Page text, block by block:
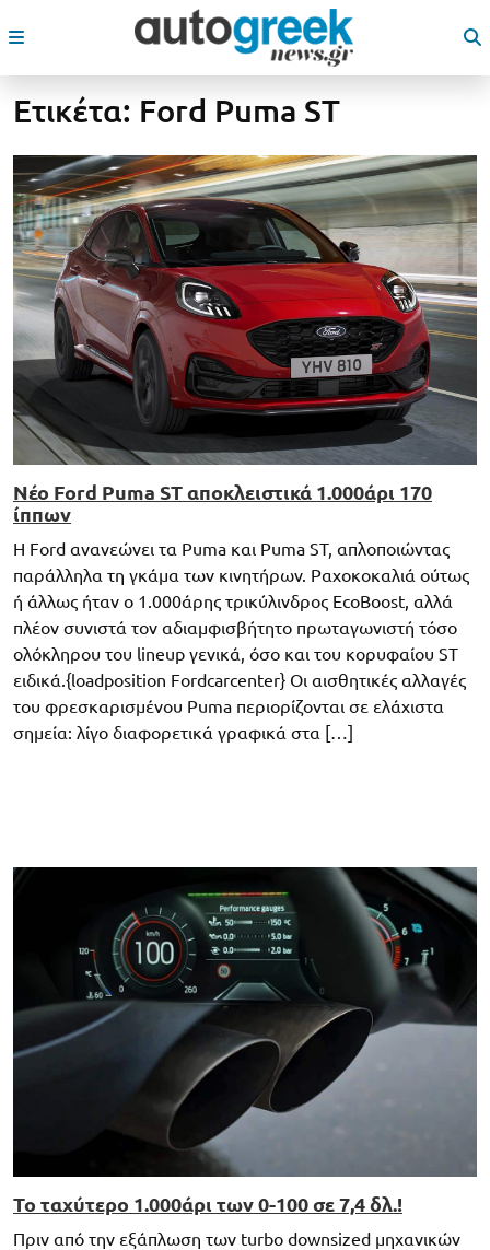
Ετικέτα: Ford Puma ST
Νέο Ford Puma ST αποκλειστικά 1.000άρι 170
ίππων
Η Ford ανανεώνει τα Puma και Puma ST, απλοποιώντας
παράλληλα τη γκάμα των κινητήρων. Ραχοκοκαλιά ούτως
ή άλλως ήταν ο 1.000άρης τρικύλινδρος EcoBoost, αλλά
πλέον συνιστά τον αδιαμφισβήτητο πρωταγωνιστή τόσο
ολόκληρου του lineup γενικά, όσο και του κορυφαίου ST
ειδικά.{loadposition Fordcarcenter} Οι αισθητικές αλλαγές
του φρεσκαρισμένου Puma περιορίζονται σε ελάχιστα
σημεία: λίγο διαφορετικά γραφικά στα […]
Το ταχύτερο 1.000άρι των 0-100 σε 7,4 δλ.!
Πριν από την εξάπλωση των turbo downsized μηχανικών